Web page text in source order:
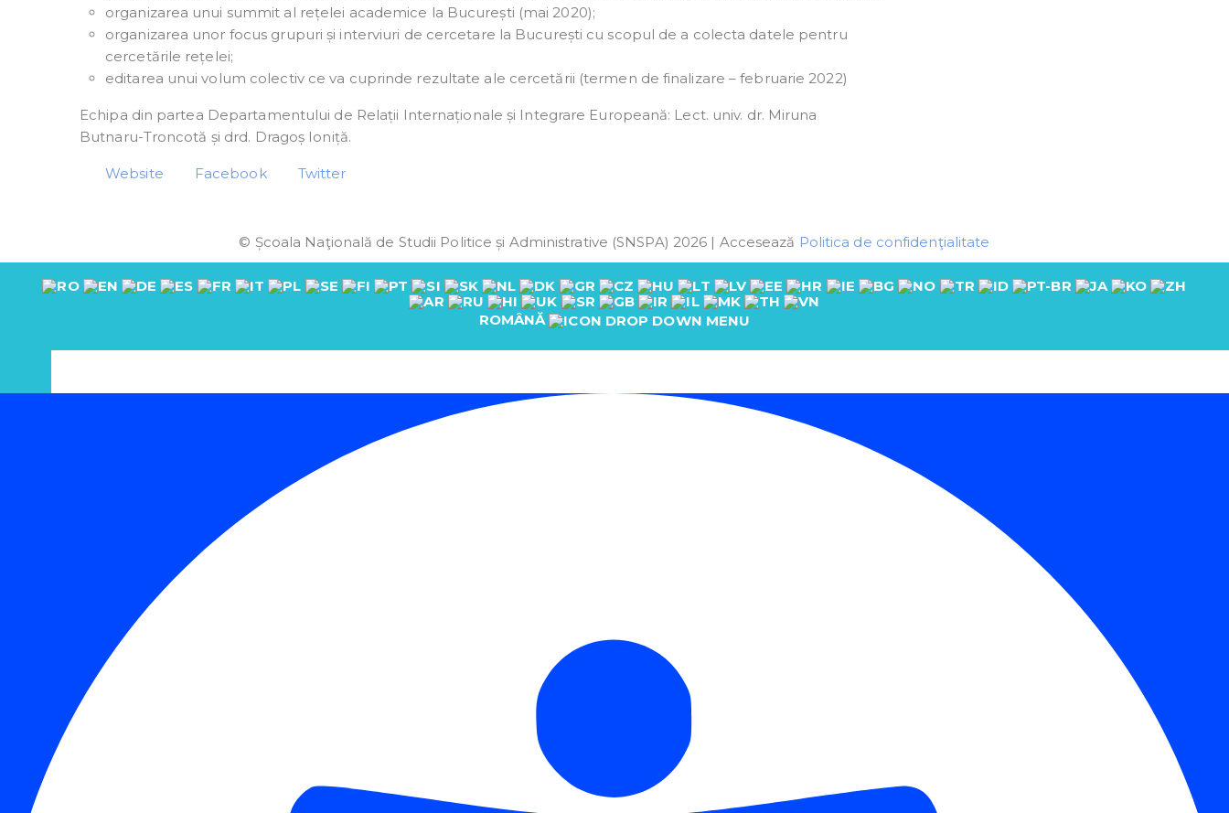
organizarea unui summit al rețelei academice la București (mai 2020);
organizarea unor focus grupuri și interviuri de cercetare la București cu scopul de a colecta datele pentru
cercetările rețelei;
editarea unui volum colectiv ce va cuprinde rezultate ale cercetării (termen de finalizare – februarie 2022)
Echipa din partea Departamentului de Relații Internaționale și Integrare Europeană: Lect. univ. dr. Miruna
Butnaru-Troncotă și drd. Dragoș Ioniță.
Website Facebook Twitter
© Școala Naţională de Studii Politice și Administrative (SNSPA) 2026 | Accesează Politica de confidenţialitate
ROMÂNĂ